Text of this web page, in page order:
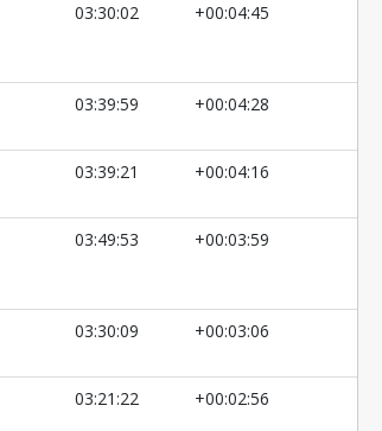
03:30:02 +00:04:45
03:39:59 +00:04:28
03:39:21 +00:04:16
03:49:53 +00:03:59
03:30:09 +00:03:06
03:21:22 +00:02:56